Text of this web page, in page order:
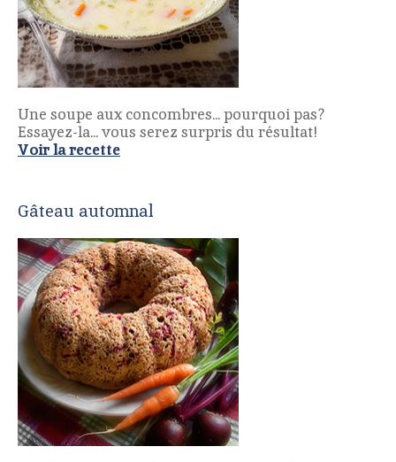
Une soupe aux concombres... pourquoi pas?
Essayez-la... vous serez surpris du résultat!
Voir la recette
Gâteau automnal